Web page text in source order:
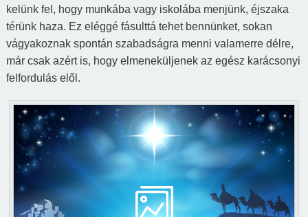
kelünk fel, hogy munkába vagy iskolába menjünk, éjszaka
térünk haza. Ez eléggé fásulttá tehet bennünket, sokan
vágyakoznak spontán szabadságra menni valamerre délre,
már csak azért is, hogy elmeneküljenek az egész karácsonyi
felfordulás elől.